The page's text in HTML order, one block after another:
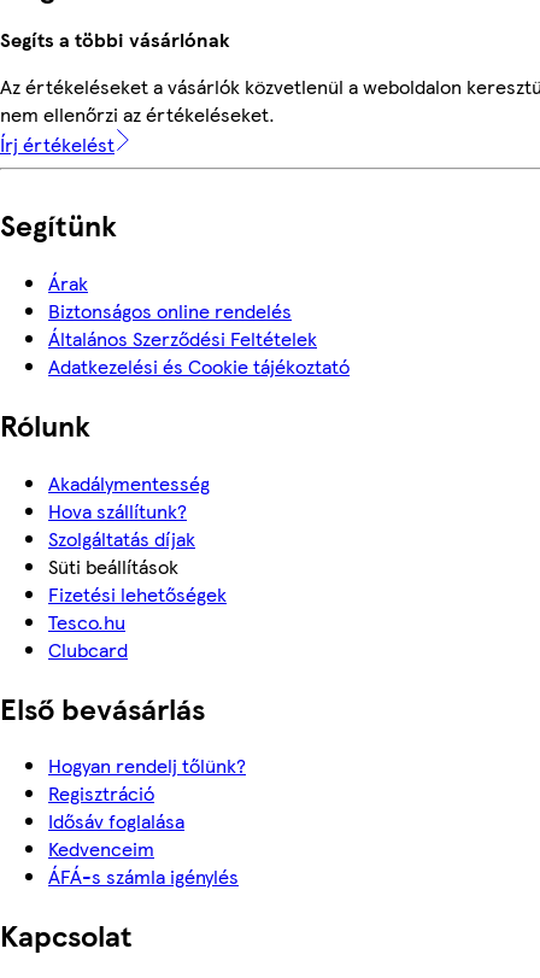
Segíts a többi vásárlónak
Az értékeléseket a vásárlók közvetlenül a weboldalon
nem ellenőrzi az értékeléseket.
Írj értékelést
Segítünk
Árak
Biztonságos online rendelés
Általános Szerződési Feltételek
Adatkezelési és Cookie tájékoztató
Rólunk
Akadálymentesség
Hova szállítunk?
Szolgáltatás díjak
Süti beállítások
Fizetési lehetőségek
Tesco.hu
Clubcard
Első bevásárlás
Hogyan rendelj tőlünk?
Regisztráció
Idősáv foglalása
Kedvenceim
ÁFÁ-s számla igénylés
Kapcsolat